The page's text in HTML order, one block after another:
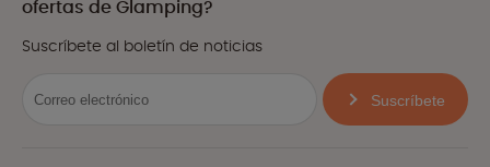
ofertas de Glamping?
Suscríbete al boletín de noticias
Suscríbete